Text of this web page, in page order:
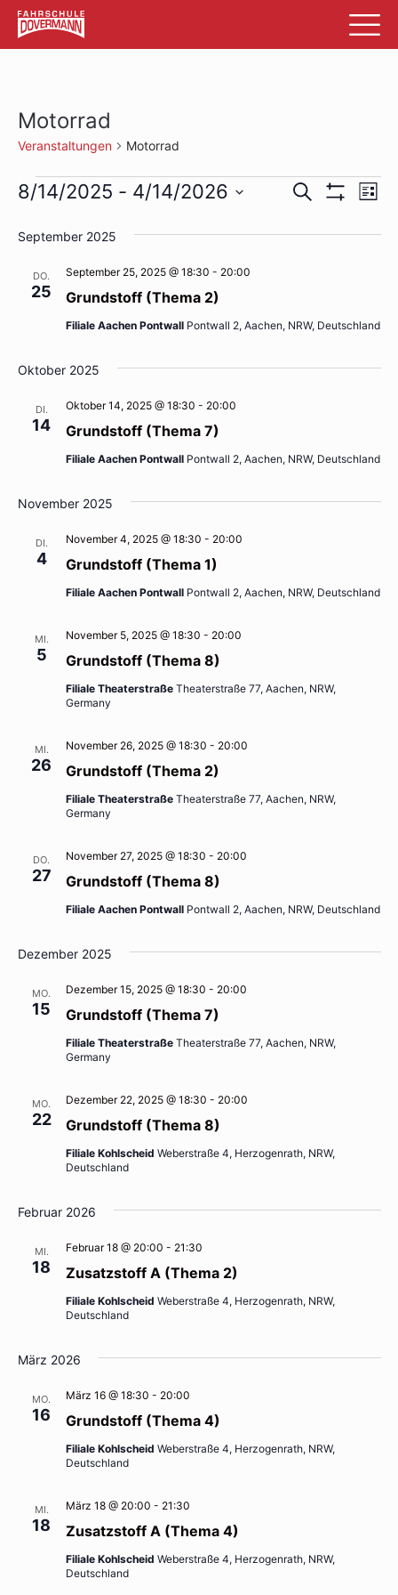
Motorrad
Veranstaltungen Motorrad
Veranstaltungen Suche Liste
8/14/2025 - 4/14/2026
wählen.
September 2025
DO.
25 Grundstoff (Thema 2)
September 25, 2025 @ 18:30 - 20:00
Filiale Aachen Pontwall Pontwall 2, Aachen, NRW, Deutschland
Oktober 2025
DI.
14 Grundstoff (Thema 7)
Oktober 14, 2025 @ 18:30 - 20:00
Filiale Aachen Pontwall Pontwall 2, Aachen, NRW, Deutschland
November 2025
DI.
4 Grundstoff (Thema 1)
November 4, 2025 @ 18:30 - 20:00
Filiale Aachen Pontwall Pontwall 2, Aachen, NRW, Deutschland
MI.
5 Grundstoff (Thema 8)
November 5, 2025 @ 18:30 - 20:00
Filiale Theaterstraße Theaterstraße 77, Aachen, NRW,
Germany
MI.
26 Grundstoff (Thema 2)
November 26, 2025 @ 18:30 - 20:00
Filiale Theaterstraße Theaterstraße 77, Aachen, NRW,
Germany
DO.
27 Grundstoff (Thema 8)
November 27, 2025 @ 18:30 - 20:00
Filiale Aachen Pontwall Pontwall 2, Aachen, NRW, Deutschland
Dezember 2025
MO.
15 Grundstoff (Thema 7)
Dezember 15, 2025 @ 18:30 - 20:00
Filiale Theaterstraße Theaterstraße 77, Aachen, NRW,
Germany
MO.
22 Grundstoff (Thema 8)
Dezember 22, 2025 @ 18:30 - 20:00
Filiale Kohlscheid Weberstraße 4, Herzogenrath, NRW,
Deutschland
Februar 2026
MI.
18 Zusatzstoff A (Thema 2)
Februar 18 @ 20:00 - 21:30
Filiale Kohlscheid Weberstraße 4, Herzogenrath, NRW,
Deutschland
März 2026
MO.
16 Grundstoff (Thema 4)
März 16 @ 18:30 - 20:00
Filiale Kohlscheid Weberstraße 4, Herzogenrath, NRW,
Deutschland
MI.
18 Zusatzstoff A (Thema 4)
März 18 @ 20:00 - 21:30
Filiale Kohlscheid Weberstraße 4, Herzogenrath, NRW,
Deutschland